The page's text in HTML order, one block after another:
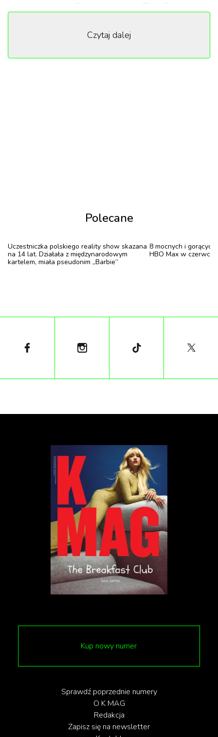
była nagrodzona Oscarem aktorka Tilda Swinton.
w filmach „Musimy porozmawiać o Kevinie”, „Tylko
kochankowie przeżyją”, „Ciekawy przypadek
wydarzeniu pojawiła się ubrana w biały t-shirt z
TikTok
Tilda Swinton w Poznaniu
Czytaj dalej
Polecane
Uczestniczka polskiego reality show skazana
na 14 lat. Działała z międzynarodowym
kartelem, miała pseudonim „Barbie”
8 mocnych i
HBO Max w czerwcu
Kup nowy numer
Sprawdź poprzednie numery
O K MAG
Redakcja
Zapisz się na newsletter